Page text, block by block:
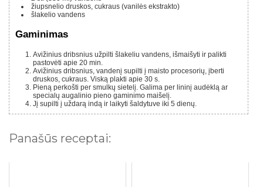
žiupsnelio druskos, cukraus (vanilės ekstrakto)
šlakelio vandens
Gaminimas
Avižinius dribsnius užpilti šlakeliu vandens, išmaišyti ir palikti
pastovėti apie 20 min.
Avižinius dribsnius, vandenį supilti į maisto procesorių, įberti
druskos, cukraus. Viską plakti apie 30 s.
Pieną perkošti per smulkų sietelį. Galima per lininį audėklą ar
specialų augalinio pieno gaminimo maišelį.
Jį supilti į uždarą indą ir laikyti šaldytuve iki 5 dienų.
Panašūs receptai: